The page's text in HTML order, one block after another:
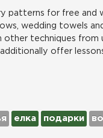
patterns for free and
wedding towels
techniques from
offer
елка подарки